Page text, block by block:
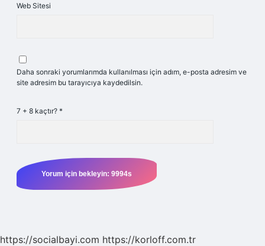
Web Sitesi
Daha sonraki yorumlarımda kullanılması için adım, e-posta adresim ve
site adresim bu tarayıcıya kaydedilsin.
7 + 8 kaçtır? *
https://socialbayi.com https://korloff.com.tr